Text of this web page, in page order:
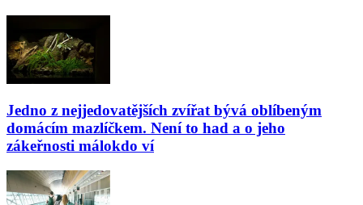
Jedno z nejjedovatějších zvířat bývá oblíbeným
domácím mazlíčkem. Není to had a o jeho
zákeřnosti málokdo ví